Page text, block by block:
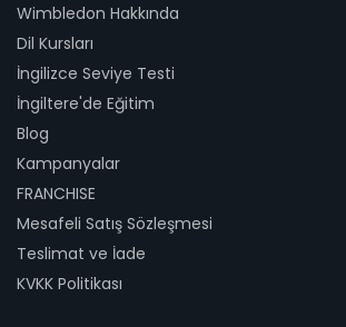
Wimbledon Hakkında
Dil Kursları
İngilizce Seviye Testi
İngiltere'de Eğitim
Blog
Kampanyalar
FRANCHISE
Mesafeli Satış Sözleşmesi
Teslimat ve İade
KVKK Politikası